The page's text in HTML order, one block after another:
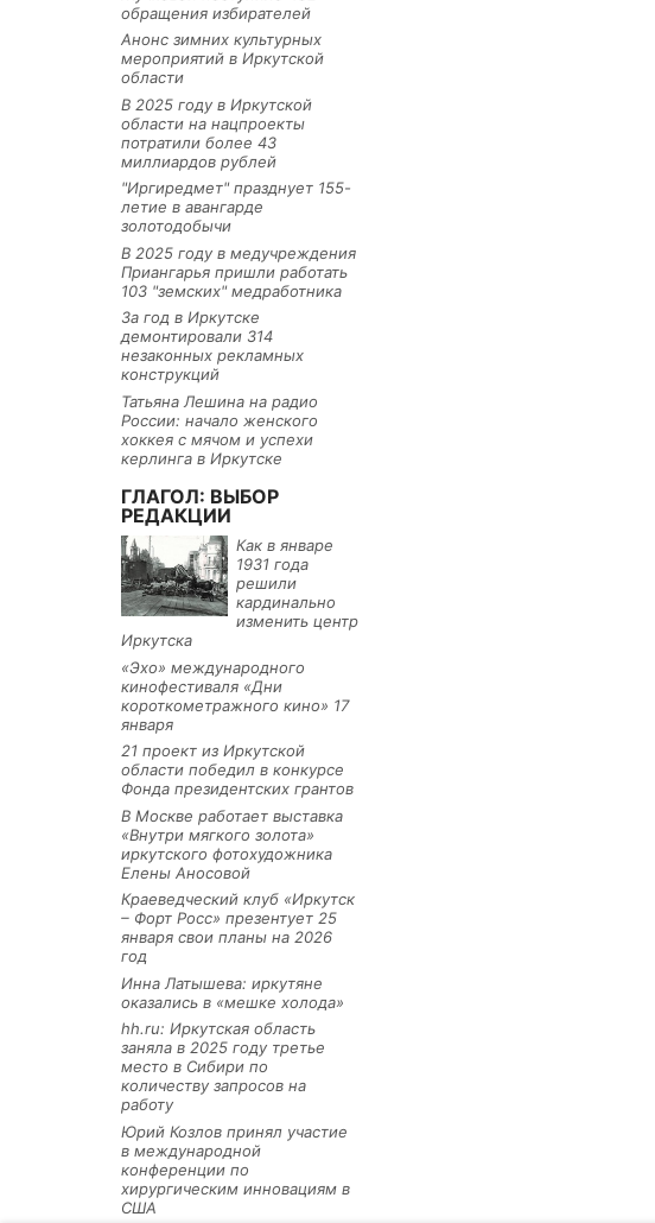
обращения избирателей
Анонс зимних культурных
мероприятий в Иркутской
области
В 2025 году в Иркутской
области на нацпроекты
потратили более 43
миллиардов рублей
"Иргиредмет" празднует 155-
летие в авангарде
золотодобычи
В 2025 году в медучреждения
Приангарья пришли работать
103 "земских" медработника
За год в Иркутске
демонтировали 314
незаконных рекламных
конструкций
Татьяна Лешина на радио
России: начало женского
хоккея с мячом и успехи
керлинга в Иркутске
ГЛАГОЛ: ВЫБОР
РЕДАКЦИИ
Как в январе
1931 года
решили
кардинально
изменить центр
Иркутска
«Эхо» международного
кинофестиваля «Дни
короткометражного кино» 17
января
21 проект из Иркутской
области победил в конкурсе
Фонда президентских грантов
В Москве работает выставка
«Внутри мягкого золота»
иркутского фотохудожника
Елены Аносовой
Краеведческий клуб «Иркутск
– Форт Росс» презентует 25
января свои планы на 2026
год
Инна Латышева: иркутяне
оказались в «мешке холода»
hh.ru: Иркутская область
заняла в 2025 году третье
место в Сибири по
количеству запросов на
работу
Юрий Козлов принял участие
в международной
конференции по
хирургическим инновациям в
США